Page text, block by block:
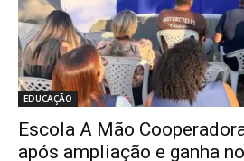
EDUCAÇÃO
Escola A Mão
após ampliação e ganha